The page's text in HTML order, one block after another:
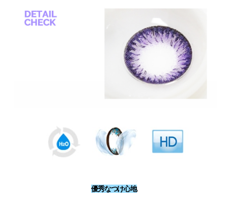
優秀なつけ心地